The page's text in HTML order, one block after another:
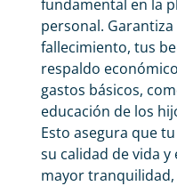
fundamental en la
personal.
fallecimiento, tus
respaldo
gastos básicos,
educación de los
Esto asegura que
su calidad de vida
mayor